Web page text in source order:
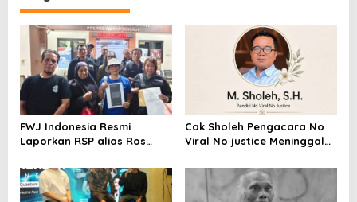
FWJ Indonesia Resmi
Laporkan RSP alias Ros
Cak Sholeh Pengacara No
Viral No justice Meninggal